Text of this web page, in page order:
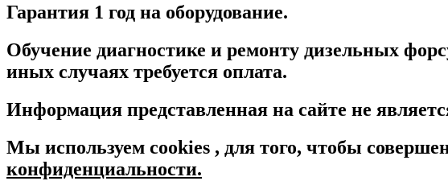
Гарантия 1 год на оборудование.
Обучение диагностике и ремонту дизельных
иных случаях требуется оплата.
Информация представленная на сайте не
Мы используем cookies , для того, чтобы
конфиденциальности.